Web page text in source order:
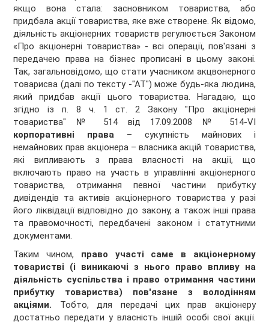
якщо вона стала: засновником товариства, або
придбала акції товариства, яке вже створене. Як відомо,
діяльність акціонерних товариств регулюється Законом
«Про акціонерні товариства» - всі операції, пов'язані з
передачею права на бізнес прописані в цьому законі.
Так, загальновідомо, що стати учасником акцвонерного
товарисва (далі по тексту -"АТ") може будь-яка людина,
який придбав акції цього товариства. Нагадаю, що
згідно із п. 8 ч. 1 ст. 2 Закону "Про акціонерні
товариства" № 514 від 17.09.2008 № 514-VI
корпоративні права – сукупність майнових і
немайнових прав акціонера – власника акцій товариства,
які випливають з права власності на акції, що
включають право на участь в управлінні акціонерного
товариства, отримання певної частини прибутку
дивідендів та активів акціонерного товариства у разі
його ліквідації відповідно до закону, а також інші права
та правомочності, передбачені законом і статутними
документами.
Таким чином, право участі саме в акціонерному
товаристві (і виникаючі з нього право впливу на
діяльність суспільства і право отримання частини
прибутку товариства) пов'язане з володінням
акціями. Тобто, для передачі цих прав акціонеру
достатньо передати у власність іншій особі свої акції.